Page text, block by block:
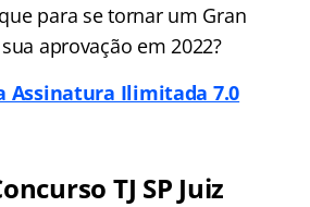
para se tornar um Gran
aprovação em 2022?
a Assinatura Ilimitada 7.0
TJ SP Juiz